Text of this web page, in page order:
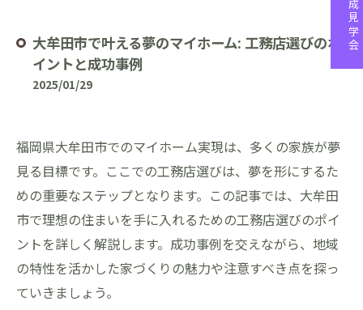
大牟田市で叶える夢のマイホーム: 工務店選びのポ
イントと成功事例
2025/01/29
福岡県大牟田市でのマイホーム実現は、多くの家族が夢
見る目標です。ここでの工務店選びは、夢を形にするた
めの重要なステップとなります。この記事では、大牟田
市で理想の住まいを手に入れるための工務店選びのポイ
ントを詳しく解説します。成功事例を交えながら、地域
の特性を活かした家づくりの魅力や注意すべき点を探っ
ていきましょう。
完成見学会